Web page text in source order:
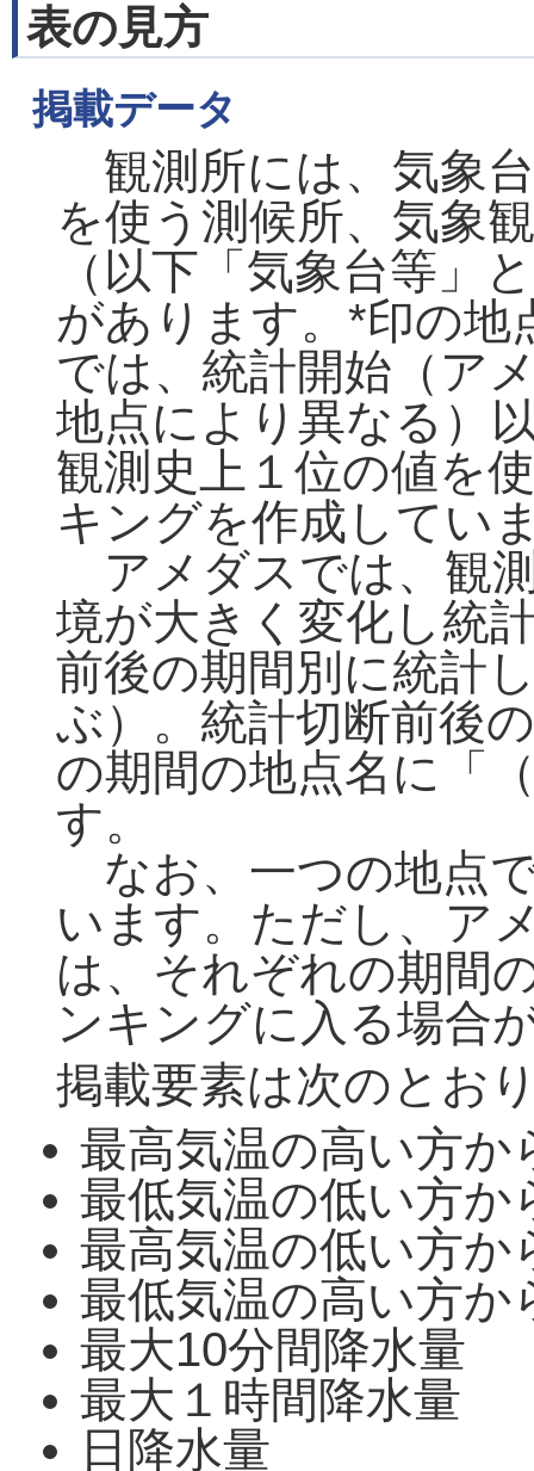
表の見方
掲載データ
観測所には、気象
を使う測候所、気象
（以下「気象台等」
があります。*印の地
では、統計開始（ア
地点により異なる）
観測史上１位の値を
キングを作成してい
アメダスでは、観
境が大きく変化し統
前後の期間別に統計
ぶ）。統計切断前後
の期間の地点名に「
す。
なお、一つの地点
います。ただし、ア
は、それぞれの期間
ンキングに入る場合
掲載要素は次のとお
最高気温の高い方か
最低気温の低い方か
最高気温の低い方か
最低気温の高い方か
最大10分間降水量
最大１時間降水量
日降水量